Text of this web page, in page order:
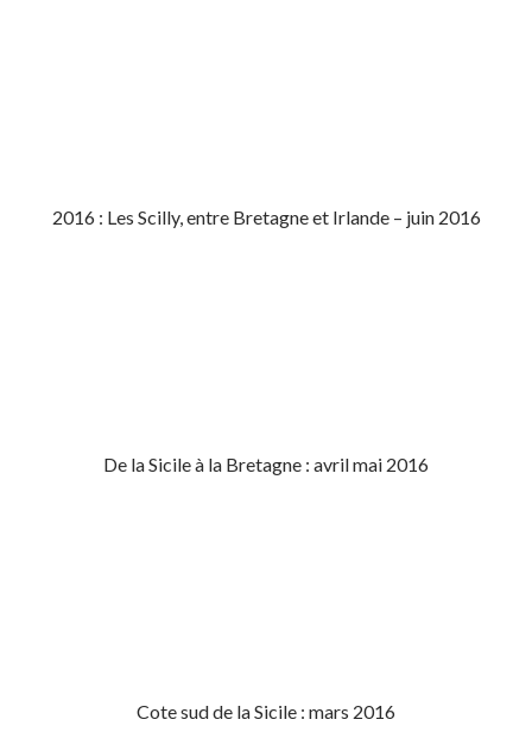
2016 : Les Scilly, entre Bretagne et Irlande – juin 2016
De la Sicile à la Bretagne : avril mai 2016
Cote sud de la Sicile : mars 2016